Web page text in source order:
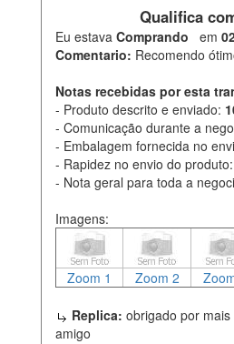
Qualifica
Eu estava Comprando em
Comentario: Recomendo
Notas recebidas por esta
- Produto descrito e enviado:
- Comunicação durante a
- Embalagem fornecida no
- Rapidez no envio do produto:
- Nota geral para toda a
Imagens:
Zoom 1 Zoom 2
Replica: obrigado por
amigo